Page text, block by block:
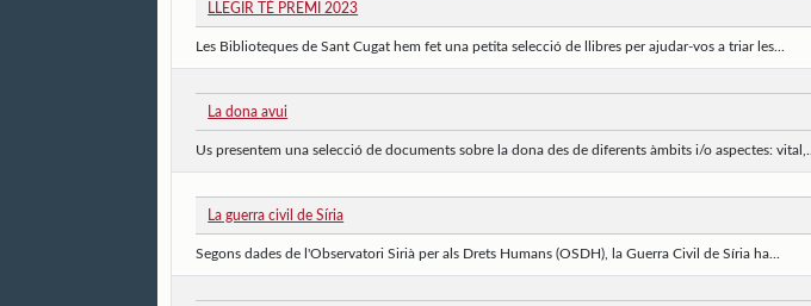
LLEGIR TÉ PREMI 2023
Les Biblioteques de Sant Cugat hem fet una petita selecció de llibres per ajudar-vos a triar les...
La dona avui
Us presentem una selecció de documents sobre la dona des de diferents àmbits i/o aspectes: vital,...
La guerra civil de Síria
Segons dades de l'Observatori Sirià per als Drets Humans (OSDH), la Guerra Civil de Síria ha...